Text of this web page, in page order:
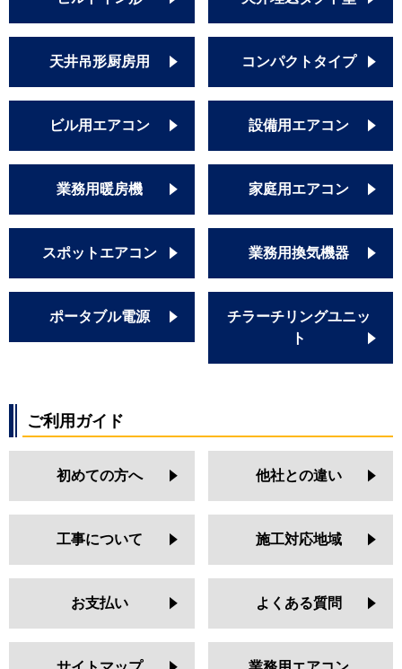
天井吊形厨房用 コンパクトタイプ
ビル用エアコン 設備用エアコン
業務用暖房機 家庭用エアコン
スポットエアコン 業務用換気機器
ポータブル電源
チラーチリングユニッ
ト
ご利用ガイド
初めての方へ 他社との違い
工事について 施工対応地域
お支払い よくある質問